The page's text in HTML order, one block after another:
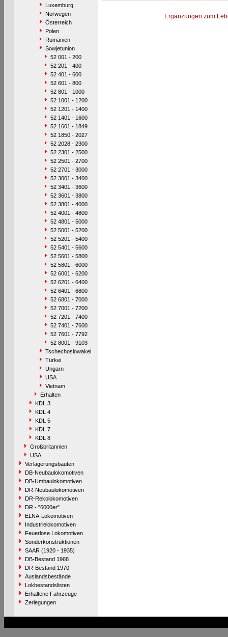
Luxemburg
Norwegen
Österreich
Polen
Rumänien
Sowjetunion
52 001 - 200
52 201 - 400
52 401 - 600
52 601 - 800
52 801 - 1000
52 1001 - 1200
52 1201 - 1400
52 1401 - 1600
52 1601 - 1849
52 1850 - 2027
52 2028 - 2300
52 2301 - 2500
52 2501 - 2700
52 2701 - 3000
52 3001 - 3400
52 3401 - 3600
52 3601 - 3800
52 3801 - 4000
52 4001 - 4800
52 4801 - 5000
52 5001 - 5200
52 5201 - 5400
52 5401 - 5600
52 5601 - 5800
52 5801 - 6000
52 6001 - 6200
52 6201 - 6400
52 6401 - 6800
52 6801 - 7000
52 7001 - 7200
52 7201 - 7400
52 7401 - 7600
52 7601 - 7792
52 8001 - 9103
Tschechoslowakei
Türkei
Ungarn
USA
Vietnam
Erhalten
KDL 3
KDL 4
KDL 5
KDL 7
KDL 8
Großbritannien
USA
Verlagerungsbauten
DB-Neubaulokomotiven
DB-Umbaulokomotiven
DR-Neubaulokomotiven
DR-Rekolokomotiven
DR - "6000er"
ELNA-Lokomotiven
Industrielokomotiven
Feuerlose Lokomotiven
Sonderkonstruktionen
SAAR (1920 - 1935)
DB-Bestand 1968
DR-Bestand 1970
Auslandsbestände
Lokbestandslisten
Erhaltene Fahrzeuge
Zerlegungen
Ergänzungen zum